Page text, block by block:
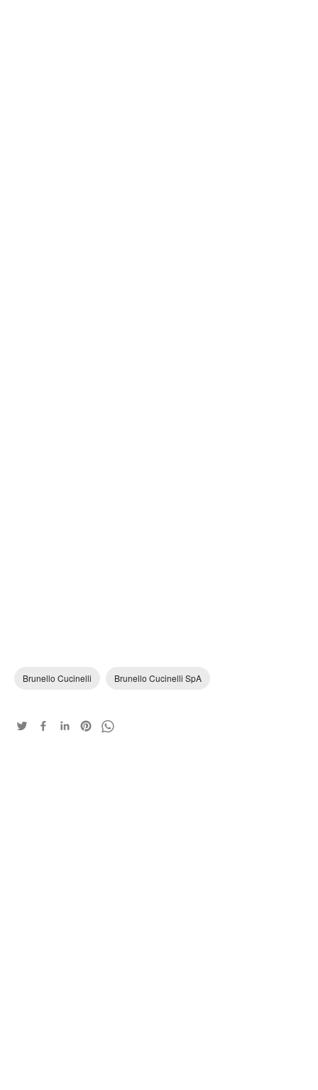
Brunello Cucinelli Brunello Cucinelli SpA